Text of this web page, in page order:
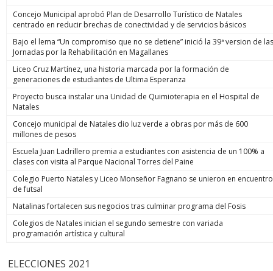
Concejo Municipal aprobó Plan de Desarrollo Turístico de Natales
centrado en reducir brechas de conectividad y de servicios básicos
Bajo el lema “Un compromiso que no se detiene” inició la 39ª version de las
Jornadas por la Rehabilitación en Magallanes
Liceo Cruz Martínez, una historia marcada por la formación de
generaciones de estudiantes de Ultima Esperanza
Proyecto busca instalar una Unidad de Quimioterapia en el Hospital de
Natales
Concejo municipal de Natales dio luz verde a obras por más de 600
millones de pesos
Escuela Juan Ladrillero premia a estudiantes con asistencia de un 100% a
clases con visita al Parque Nacional Torres del Paine
Colegio Puerto Natales y Liceo Monseñor Fagnano se unieron en encuentro
de futsal
Natalinas fortalecen sus negocios tras culminar programa del Fosis
Colegios de Natales inician el segundo semestre con variada
programación artística y cultural
ELECCIONES 2021